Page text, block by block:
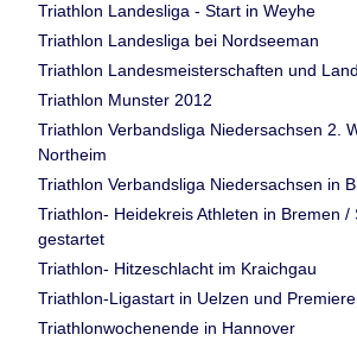
Triathlon Landesliga - Start in Weyhe
Triathlon Landesliga bei Nordseeman
Triathlon Landesmeisterschaften und
Triathlon Munster 2012
Triathlon Verbandsliga Niedersachsen 2.
Northeim
Triathlon Verbandsliga Niedersachsen in
Triathlon- Heidekreis Athleten in Bremen /
gestartet
Triathlon- Hitzeschlacht im Kraichgau
Triathlon-Ligastart in Uelzen und
Triathlonwochenende in Hannover